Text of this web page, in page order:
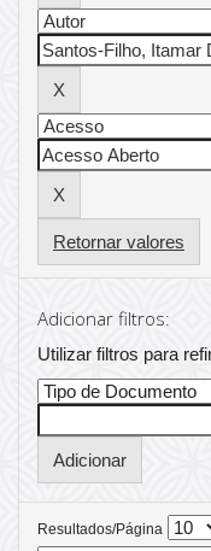
Retornar valores
Adicionar filtros:
Utilizar filtros para
Resultados/Página